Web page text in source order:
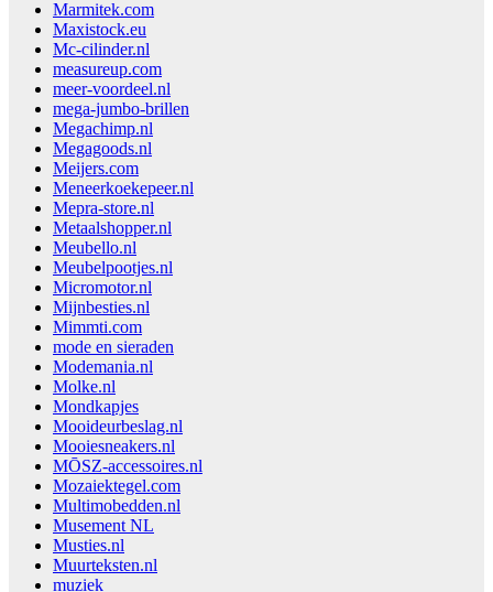
Marmitek.com
Maxistock.eu
Mc-cilinder.nl
measureup.com
meer-voordeel.nl
mega-jumbo-brillen
Megachimp.nl
Megagoods.nl
Meijers.com
Meneerkoekepeer.nl
Mepra-store.nl
Metaalshopper.nl
Meubello.nl
Meubelpootjes.nl
Micromotor.nl
Mijnbesties.nl
Mimmti.com
mode en sieraden
Modemania.nl
Molke.nl
Mondkapjes
Mooideurbeslag.nl
Mooiesneakers.nl
MŌSZ-accessoires.nl
Mozaiektegel.com
Multimobedden.nl
Musement NL
Musties.nl
Muurteksten.nl
muziek